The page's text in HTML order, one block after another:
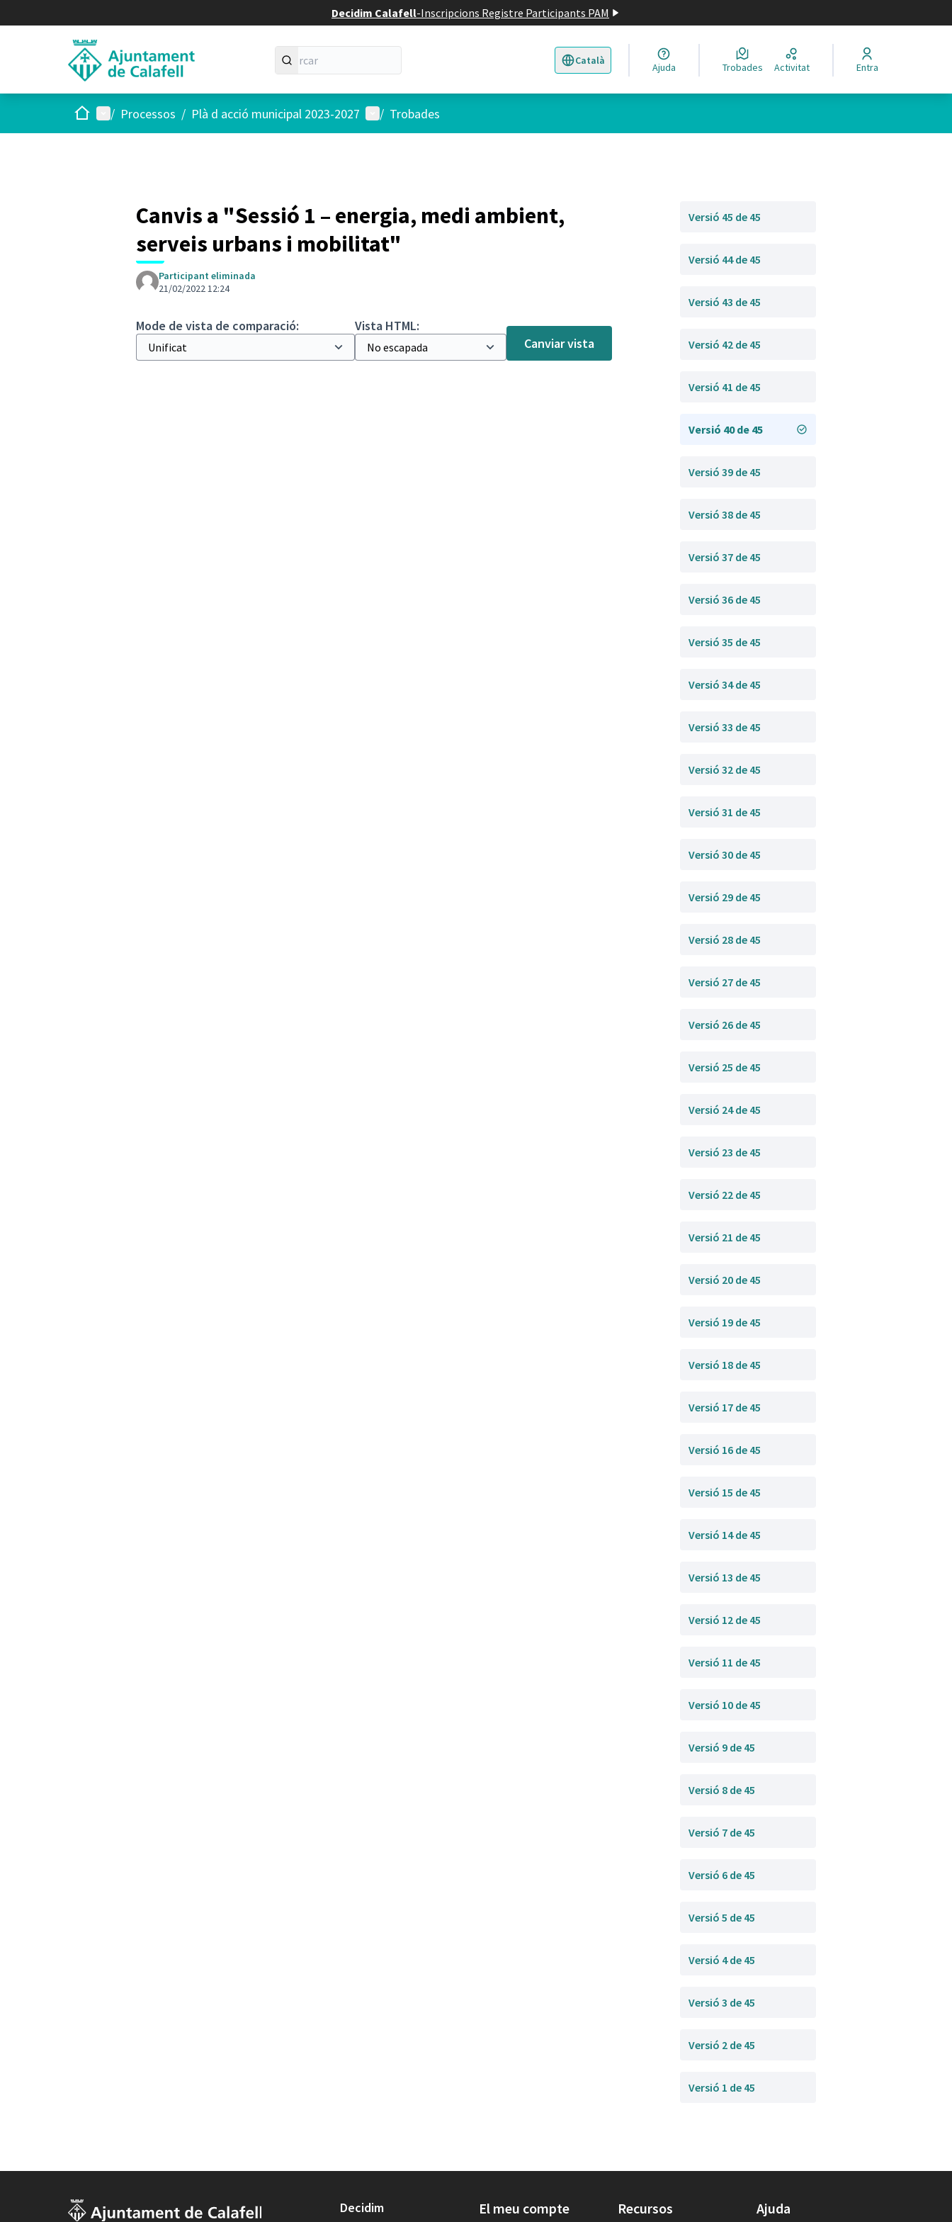
Decidim Calafell-Inscripcions Registre Participants PAM
Català
Triar la llengua Elegir el idioma
Ajuda Trobades Activitat Entra
Inici Menú principal
/ Processos / Plà d acció municipal 2023-2027 Menú d'usuari
/ Trobades
Canvis a "Sessió 1 – energia, medi ambient,
serveis urbans i mobilitat"
Participant eliminada
21/02/2022 12:24
Mode de vista de comparació:
Vista HTML:
Canviar vista
Versió 45 de 45
Versió 44 de 45
Versió 43 de 45
Versió 42 de 45
Versió 41 de 45
Versió 40 de 45
Versió 39 de 45
Versió 38 de 45
Versió 37 de 45
Versió 36 de 45
Versió 35 de 45
Versió 34 de 45
Versió 33 de 45
Versió 32 de 45
Versió 31 de 45
Versió 30 de 45
Versió 29 de 45
Versió 28 de 45
Versió 27 de 45
Versió 26 de 45
Versió 25 de 45
Versió 24 de 45
Versió 23 de 45
Versió 22 de 45
Versió 21 de 45
Versió 20 de 45
Versió 19 de 45
Versió 18 de 45
Versió 17 de 45
Versió 16 de 45
Versió 15 de 45
Versió 14 de 45
Versió 13 de 45
Versió 12 de 45
Versió 11 de 45
Versió 10 de 45
Versió 9 de 45
Versió 8 de 45
Versió 7 de 45
Versió 6 de 45
Versió 5 de 45
Versió 4 de 45
Versió 3 de 45
Versió 2 de 45
Versió 1 de 45
Decidim El meu compte Recursos Ajuda